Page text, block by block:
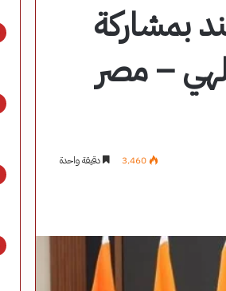
بمشاركة
– مصر
3٬460 دقيقة واحدة